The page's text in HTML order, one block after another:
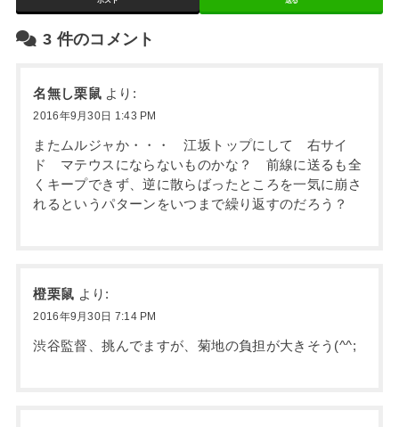
3 件のコメント
名無し栗鼠 より:
2016年9月30日 1:43 PM
またムルジャか・・・ 江坂トップにして 右サイ
ド マテウスにならないものかな？ 前線に送るも全
くキープできず、逆に散らばったところを一気に崩さ
れるというパターンをいつまで繰り返すのだろう？
橙栗鼠 より:
2016年9月30日 7:14 PM
渋谷監督、挑んでますが、菊地の負担が大きそう(^^;